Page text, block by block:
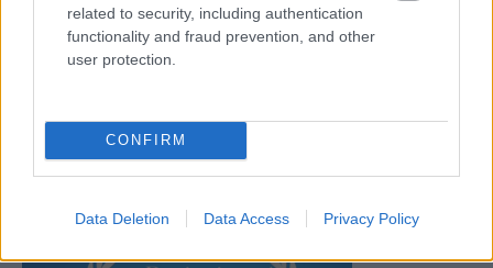
related to security, including authentication
functionality and fraud prevention, and other
user protection.
CONFIRM
Data Deletion Data Access Privacy Policy